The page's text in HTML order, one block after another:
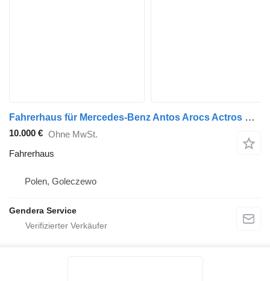
Fahrerhaus für Mercedes-Benz Antos Arocs Actros MP4 LKW
10.000 € Ohne MwSt.
Fahrerhaus
Polen, Goleczewo
Gendera Service